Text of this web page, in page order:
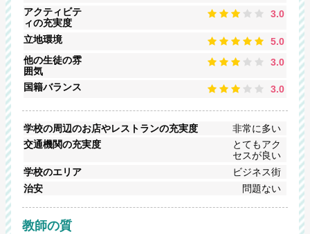
アクティビテ
ィの充実度
3.0
立地環境
5.0
他の生徒の雰
囲気
3.0
国籍バランス 3.0
学校の周辺のお店やレストランの充実度
非常に多い
交通機関の充実度
とてもアク
セスが良い
学校のエリア
ビジネス街
治安
問題ない
教師の質